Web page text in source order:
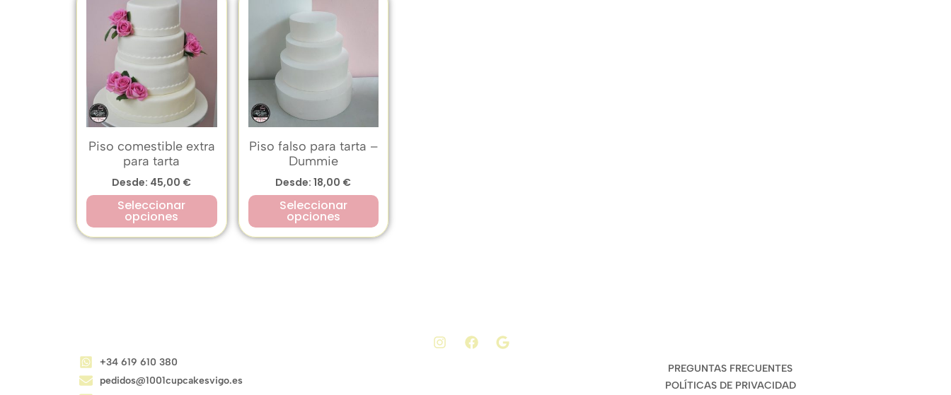
Piso comestible extra
para tarta
Desde: 45,00 €
Seleccionar
opciones
Piso falso para tarta –
Dummie
Desde:18,00 €
Seleccionar
opciones
+34 619 610 380
pedidos@1001cupcakesvigo.es
PREGUNTAS FRECUENTES
POLÍTICAS DE PRIVACIDAD